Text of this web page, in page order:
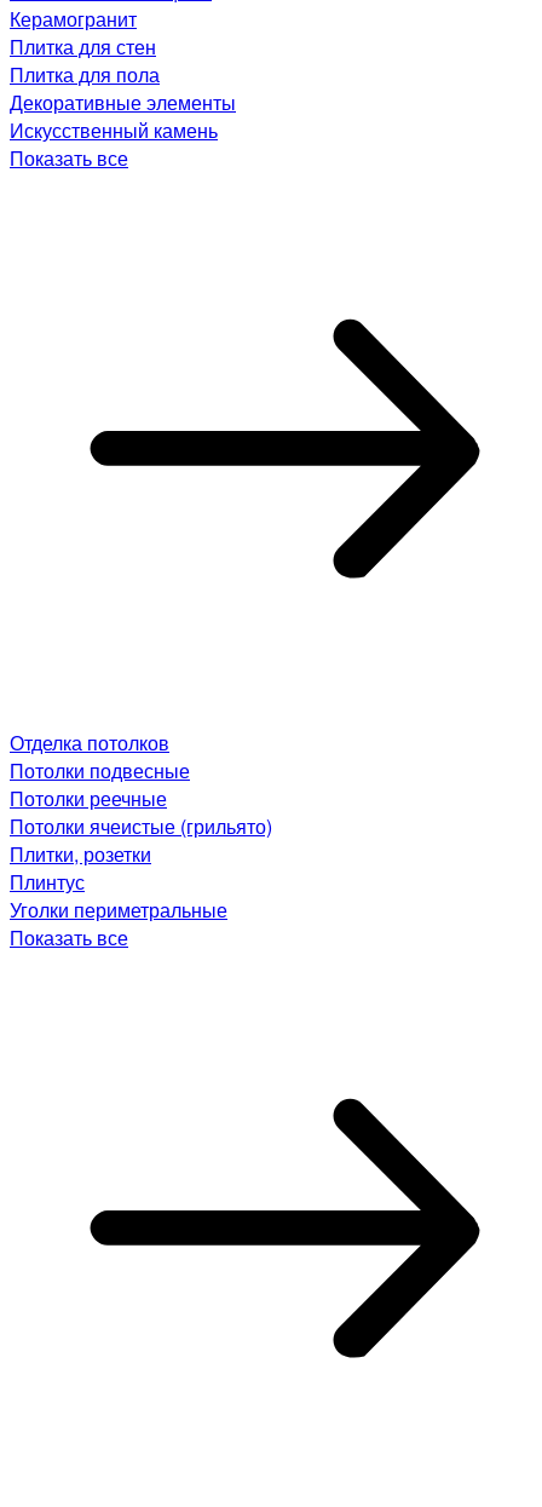
Керамогранит
Плитка для стен
Плитка для пола
Декоративные элементы
Искусственный камень
Показать все
Отделка потолков
Потолки подвесные
Потолки реечные
Потолки ячеистые (грильято)
Плитки, розетки
Плинтус
Уголки периметральные
Показать все